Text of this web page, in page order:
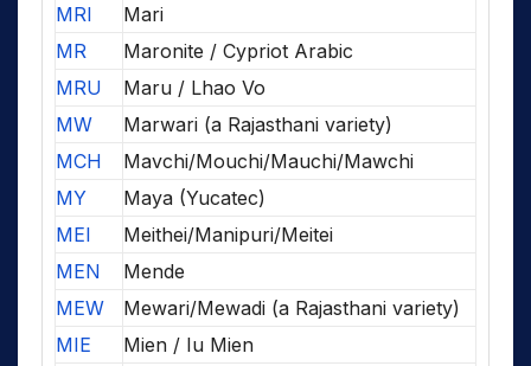
MRI
Mari
MR
Maronite / Cypriot Arabic
MRU
Maru / Lhao Vo
MW
Marwari (a Rajasthani variety)
MCH
Mavchi/Mouchi/Mauchi/Mawchi
MY
Maya (Yucatec)
MEI
Meithei/Manipuri/Meitei
MEN
Mende
MEW
Mewari/Mewadi (a Rajasthani variety)
MIE
Mien / Iu Mien